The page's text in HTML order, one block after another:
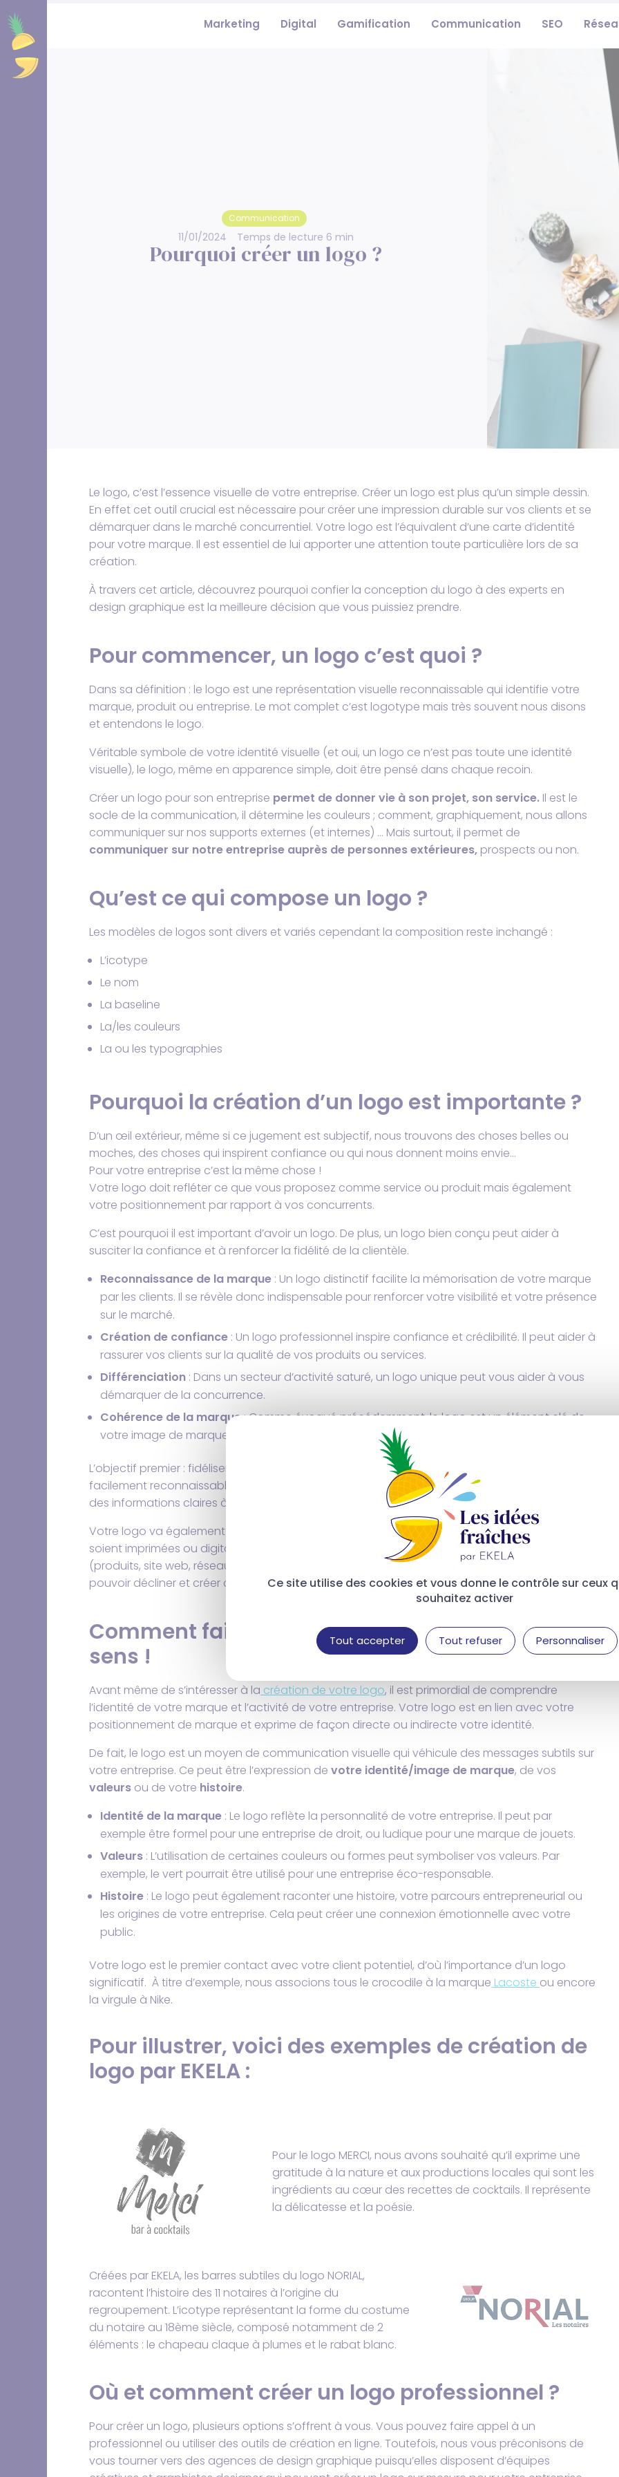
Marketing Digital Gamification Communication SEO
Communication
11/01/2024 Temps de lecture 6 min
Pourquoi créer un logo ?
Le logo, c’est l’essence visuelle de votre entreprise. Créer un logo est plus qu’un simple dessin.
En effet cet outil crucial est nécessaire pour créer une impression durable sur vos clients et se
démarquer dans le marché concurrentiel. Votre logo est l’équivalent d’une carte d’identité
pour votre marque. Il est essentiel de lui apporter une attention toute particulière lors de sa
création.
À travers cet article, découvrez pourquoi confier la conception du logo à des experts en
design graphique est la meilleure décision que vous puissiez prendre.
Pour commencer, un logo c’est quoi ?
Dans sa définition : le logo est une représentation visuelle reconnaissable qui identifie votre
marque, produit ou entreprise. Le mot complet c’est logotype mais très souvent nous disons
et entendons le logo.
Véritable symbole de votre identité visuelle (et oui, un logo ce n’est pas toute une identité
visuelle), le logo, même en apparence simple, doit être pensé dans chaque recoin.
Créer un logo pour son entreprise permet de donner vie à son projet, son service.Il est le
socle de la communication, il détermine les couleurs ; comment, graphiquement, nous allons
communiquer sur nos supports externes (et internes) … Mais surtout, il permet de
communiquer sur notre entreprise auprès de personnes extérieures,prospects ou non.
Qu’est ce qui compose un logo ?
Les modèles de logos sont divers et variés cependant la composition reste inchangé :
L’icotype
Le nom
La baseline
La/les couleurs
La ou les typographies
Pourquoi la création d’un logo est importante ?
D’un œil extérieur, même si ce jugement est subjectif, nous trouvons des choses belles ou
moches, des choses qui inspirent confiance ou qui nous donnent moins envie…
Pour votre entreprise c’est la même chose !
Votre logo doit refléter ce que vous proposez comme service ou produit mais également
votre positionnement par rapport à vos concurrents.
C’est pourquoi il est important d’avoir un logo. De plus, un logo bien conçu peut aider à
susciter la confiance et à renforcer la fidélité de la clientèle.
Reconnaissance de la marque: Un logo distinctif facilite la mémorisation de votre marque
par les clients. Il se révèle donc indispensable pour renforcer votre visibilité et votre présence
sur le marché.
Création de confiance: Un logo professionnel inspire confiance et crédibilité. Il peut aider à
rassurer vos clients sur la qualité de vos produits ou services.
Différenciation: Dans un secteur d’activité saturé, un logo unique peut vous aider à vous
démarquer de la concurrence.
Cohérence de la marque: Comme évoqué précédemment, le logo est un élément clé de
votre image de marque, veillez à sa cohérence avec votre positionnement et vos valeurs.
L’objectif premier : fidéliser votre clientèle. Pour cela, il est recommandé de donner une image
facilement reconnaissable par tous. C’est le design du logo qui attire vos prospects et donne
des informations claires à votre sujet.
Votre logo va également vous permettre de valoriser vossupports de communication
soient imprimées ou digitauxs. Il sera rattaché à toutes les productions de votre entreprise
(produits, site web, réseaux sociaux, cartes de visite etc.). En effet, il est indispensable pour
pouvoir décliner et créer des visuels de communications efficaces et percutants.
Comment faire
un bon logo ? En lui donnant du
sens !
Avant même de s’intéresser à la création de votre logo, il est primordial de comprendre
l’identité de votre marque et l’activité de votre entreprise. Votre logo est en lien avec votre
positionnement de marque et exprime de façon directe ou indirecte votre identité.
De fait, le logo est un moyen de communication visuelle qui véhicule des messages subtils sur
votre entreprise. Ce peut être l’expression de votre identité/image de marque, de vos
valeursou de votre histoire.
Identité de la marque: Le logo reflète la personnalité de votre entreprise. Il peut par
exemple être formel pour une entreprise de droit, ou ludique pour une marque de jouets.
Valeurs: L’utilisation de certaines couleurs ou formes peut symboliser vos valeurs. Par
exemple, le vert pourrait être utilisé pour une entreprise éco-responsable.
Histoire: Le logo peut également raconter une histoire, votre parcours entrepreneurial ou
les origines de votre entreprise. Cela peut créer une connexion émotionnelle avec votre
public.
Votre logo est le premier contact avec votre client potentiel, d’où l’importance d’un logo
significatif. À titre d’exemple, nous associons tous le crocodile à la marque Lacoste ou encore
la virgule à Nike.
Pour illustrer, voici des exemples de création de
logo par EKELA :
Pour le logo MERCI, nous avons souhaité qu’il exprime une
gratitude à la nature et aux productions locales qui sont les
ingrédients au cœur des recettes de cocktails. Il représente
la délicatesse et la poésie.
Créées par EKELA, les barres subtiles du logo NORIAL,
racontent l’histoire des 11 notaires à l’origine du
regroupement. L’icotype représentant la forme du costume
du notaire au 18ème siècle, composé notamment de 2
éléments : le chapeau claque à plumes et le rabat blanc.
Où et comment créer un logo professionnel ?
Pour créer un logo, plusieurs options s’offrent à vous. Vous pouvez faire appel à un
professionnel ou utiliser des outils de création en ligne. Toutefois, nous vous préconisons de
vous tourner vers des agences de design graphique puisqu’elles disposent d’équipes
Ce site utilise des cookies et vous donne le contrôle sur ceux
souhaitez activer
Tout accepter Tout refuser Personnaliser